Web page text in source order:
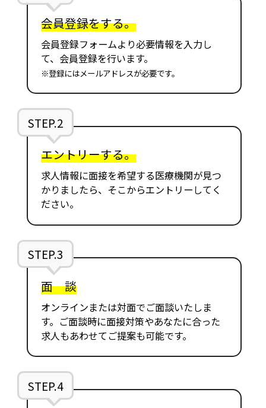
会員登録をする。
会員登録フォームより必要情報を入力し
て、会員登録を行います。
※登録にはメールアドレスが必要です。
STEP.2
エントリーする。
求人情報に面接を希望する医療機関が見つ
かりましたら、そこからエントリーしてく
ださい。
STEP.3
面 談
オンラインまたは対面でご面談いたしま
す。ご面談時に面接対策やあなたに合った
求人もあわせてご提案も可能です。
STEP.4